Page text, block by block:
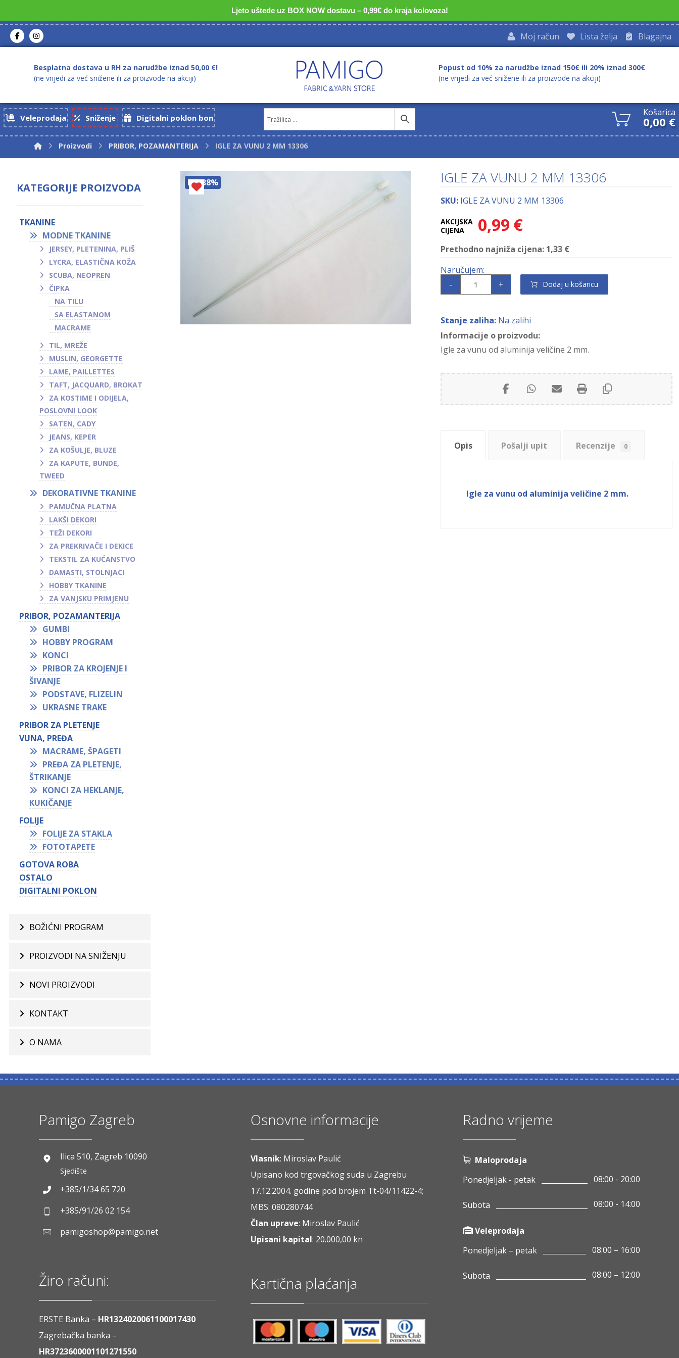
Ljeto uštede uz BOX NOW dostavu – 0,99€ do kraja kolovoza!
Blagajna
Lista želja
Moj račun
Besplatna dostava u RH za narudžbe iznad 50,00 €!
(ne vrijedi za već snižene ili za proizvode na akciji)
Popust od 10% za narudžbe iznad 150€ ili 20% iznad 300€
(ne vrijedi za već snižene ili za proizvode na akciji)
Veleprodaja Sniženje Digitalni poklon bon Košarica
0,00 €
Proizvodi PRIBOR, POZAMANTERIJA IGLE ZA VUNU 2 MM 13306
DO 38% IGLE ZA VUNU 2 MM 13306
SKU: IGLE ZA VUNU 2 MM 13306
AKCIJSKA
CIJENA
0,99€
Prethodno najniža cijena: 1,33 €
- + Dodaj u košaricu
Stanje zaliha: Na zalihi
Informacije o proizvodu:
Igle za vunu od aluminija veličine 2 mm.
Opis Pošalji upit Recenzije 0
Igle za vunu od aluminija veličine 2 mm.
KATEGORIJE PROIZVODA
TKANINE
MODNE TKANINE
JERSEY, PLETENINA, PLIŠ
LYCRA, ELASTIČNA KOŽA
SCUBA, NEOPREN
ČIPKA
NA TILU
SA ELASTANOM
MACRAME
TIL, MREŽE
MUSLIN, GEORGETTE
LAME, PAILLETTES
TAFT, JACQUARD, BROKAT
ZA KOSTIME I ODIJELA,
POSLOVNI LOOK
SATEN, CADY
JEANS, KEPER
ZA KOŠULJE, BLUZE
ZA KAPUTE, BUNDE,
TWEED
DEKORATIVNE TKANINE
PAMUČNA PLATNA
LAKŠI DEKORI
TEŽI DEKORI
ZA PREKRIVAČE I DEKICE
TEKSTIL ZA KUĆANSTVO
DAMASTI, STOLNJACI
HOBBY TKANINE
ZA VANJSKU PRIMJENU
PRIBOR, POZAMANTERIJA
GUMBI
HOBBY PROGRAM
KONCI
PRIBOR ZA KROJENJE I
ŠIVANJE
PODSTAVE, FLIZELIN
UKRASNE TRAKE
PRIBOR ZA PLETENJE
VUNA, PREĐA
MACRAME, ŠPAGETI
PREĐA ZA PLETENJE,
ŠTRIKANJE
KONCI ZA HEKLANJE,
KUKIČANJE
FOLIJE
FOLIJE ZA STAKLA
FOTOTAPETE
GOTOVA ROBA
OSTALO
DIGITALNI POKLON
BOŽIĆNI PROGRAM
PROIZVODI NA SNIŽENJU
NOVI PROIZVODI
KONTAKT
O NAMA
Pamigo Zagreb
Ilica 510, Zagreb 10090
Sjedište
+385/1/34 65 720
+385/91/26 02 154
pamigoshop@pamigo.net
Žiro računi:
ERSTE Banka – HR1324020061100017430
Zagrebačka banka –
HR3723600001101271550
Osnovne informacije
Vlasnik: Miroslav Paulić
Upisano kod trgovačkog suda u Zagrebu
17.12.2004. godine pod brojem Tt-04/11422-4;
MBS: 080280744
Član uprave: Miroslav Paulić
Upisani kapital: 20.000,00 kn
Kartična plaćanja
Radno vrijeme
Maloprodaja
Ponedjeljak - petak
08:00 - 20:00
Subota 08:00 - 14:00
Veleprodaja
Ponedjeljak – petak
08:00 – 16:00
Subota 08:00 – 12:00